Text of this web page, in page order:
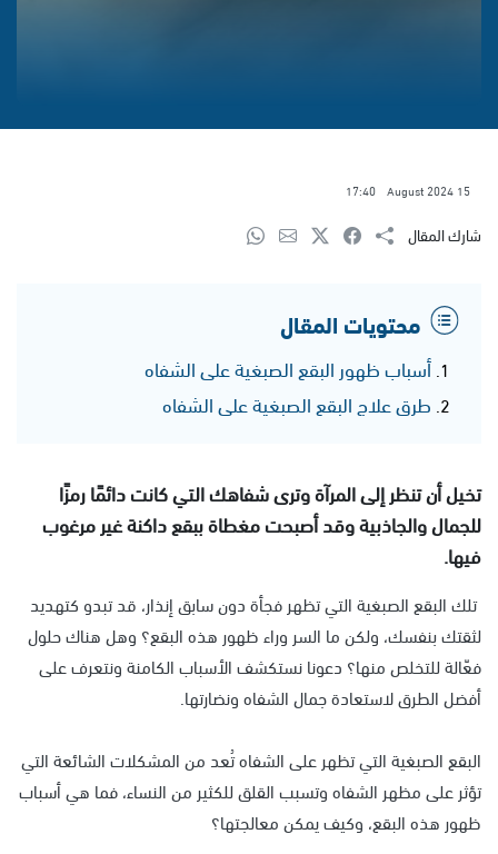
15 August 2024
17:40
شارك المقال
محتويات المقال
أسباب ظهور البقع الصبغية على الشفاه
طرق علاج البقع الصبغية على الشفاه
تخيل أن تنظر إلى المرآة وترى شفاهك التي كانت دائمًا رمزًا
للجمال والجاذبية وقد أصبحت مغطاة ببقع داكنة غير مرغوب
فيها.
تلك البقع الصبغية التي تظهر فجأة دون سابق إنذار، قد تبدو كتهديد
لثقتك بنفسك، ولكن ما السر وراء ظهور هذه البقع؟ وهل هناك حلول
فعّالة للتخلص منها؟ دعونا نستكشف الأسباب الكامنة ونتعرف على
أفضل الطرق لاستعادة جمال الشفاه ونضارتها.
البقع الصبغية التي تظهر على الشفاه تُعد من المشكلات الشائعة التي
تؤثر على مظهر الشفاه وتسبب القلق للكثير من النساء، فما هي أسباب
ظهور هذه البقع، وكيف يمكن معالجتها؟